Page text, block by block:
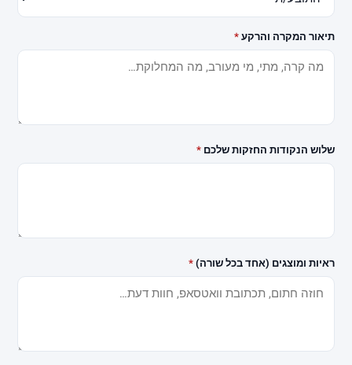
תיאור המקרה והרקע*
שלוש הנקודות החזקות שלכם *
ראיות ומוצגים (אחד בכל שורה)*
כתובת בית עסק:
רחוב ראול ולנברג 18, מתחם CU, מגדל C, קומה 2, תל
אביב-יפו
דיני משפחה וגירושין
מקרקעין ונדל"ן
ניווט מהיר
כל המאמרים
מחשבון שכר טרחת עורך דין